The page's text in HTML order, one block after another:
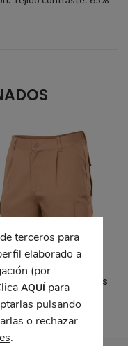
multibolsillos
terceros para
elaborado a
(por
AQUÍpara
pulsando
o rechazar
.